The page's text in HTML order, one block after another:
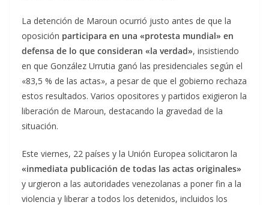
La detención de Maroun ocurrió justo antes de que la
oposición participara en una «protesta mundial» en
defensa de lo que consideran «la verdad», insistiendo
en que González Urrutia ganó las presidenciales según el
«83,5 % de las actas», a pesar de que el gobierno rechaza
estos resultados. Varios opositores y partidos exigieron la
liberación de Maroun, destacando la gravedad de la
situación.
Este viernes, 22 países y la Unión Europea solicitaron la
«inmediata publicación de todas las actas originales»
y urgieron a las autoridades venezolanas a poner fin a la
violencia y liberar a todos los detenidos, incluidos los